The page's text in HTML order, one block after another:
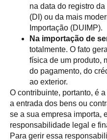
na data do registro
(DI) ou da mais
Importação (DUIMP).
Na importação de
totalmente. O fato
física de um produto,
do pagamento, do
ao exterior.
O contribuinte, portanto, é
a entrada dos bens ou
se a sua empresa importa,
responsabilidade legal e
Para gerir essa